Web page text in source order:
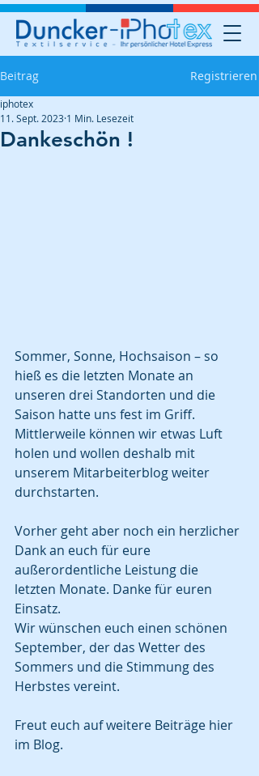
Beitrag Registrieren
Dankeschön !
iphotex
11. Sept. 2023 1 Min. Lesezeit
Sommer, Sonne, Hochsaison – so
hieß es die letzten Monate an
unseren drei Standorten und die
Saison hatte uns fest im Griff.
Mittlerweile können wir etwas Luft
holen und wollen deshalb mit
unserem Mitarbeiterblog weiter
durchstarten.
Vorher geht aber noch ein herzlicher
Dank an euch für eure
außerordentliche Leistung die
letzten Monate. Danke für euren
Einsatz.
Wir wünschen euch einen schönen
September, der das Wetter des
Sommers und die Stimmung des
Herbstes vereint.
Freut euch auf weitere Beiträge hier
im Blog.